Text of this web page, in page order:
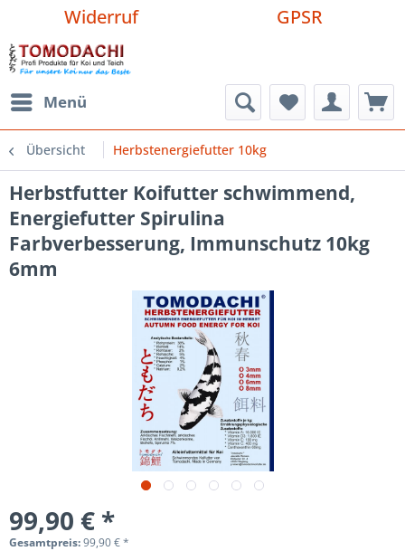
Widerruf GPSR
Menü
Übersicht Herbstenergiefutter 10kg
Herbstfutter Koifutter schwimmend,
Energiefutter Spirulina
Farbverbesserung, Immunschutz 10kg
6mm
99,90 € *
Gesamtpreis:99,90€*